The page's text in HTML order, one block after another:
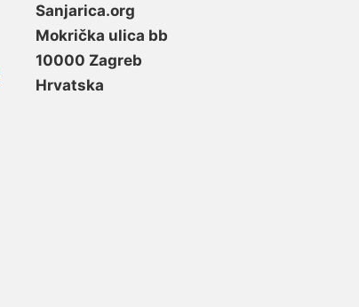
Sanjarica.org
Mokrička ulica bb
10000 Zagreb
Hrvatska